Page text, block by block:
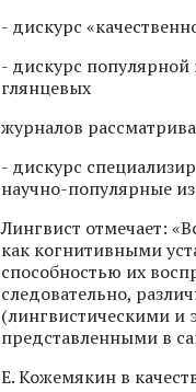
- дискурс
- дискурс
глянцевых
журналов
- дискурс
научно-популярные
Лингвист отмечает:
как когнитивными
способностью их
следовательно,
(лингвистическими и
представленными в
Е. Кожемякин в